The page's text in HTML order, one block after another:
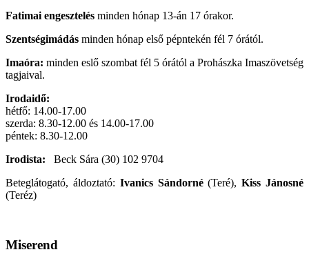
Fatimai engesztelés minden hónap 13-án 17 órakor.
Szentségimádás minden hónap első pépntekén fél 7 órától.
Imaóra: minden eslő szombat fél 5 órától a Prohászka Imaszövetség
tagjaival.
Irodaidő:
hétfő: 14.00-17.00
szerda: 8.30-12.00 és 14.00-17.00
péntek: 8.30-12.00
Irodista: Beck Sára (30) 102 9704
Beteglátogató, áldoztató: Ivanics Sándorné(Teré),Kiss Jánosné
(Teréz)
Miserend